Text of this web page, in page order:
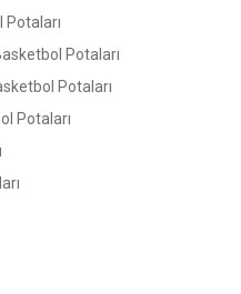
Potaları
Potaları
Potaları
Potaları